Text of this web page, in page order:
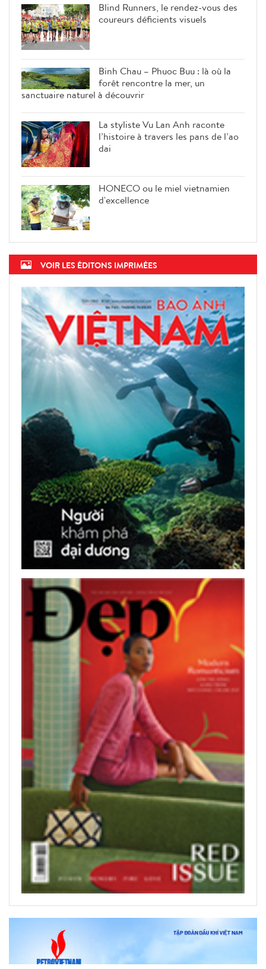
Blind Runners, le rendez-vous des
coureurs déficients visuels
Binh Chau – Phuoc Buu : là où la
forêt rencontre la mer, un
sanctuaire naturel à découvrir
La styliste Vu Lan Anh raconte
l’histoire à travers les pans de l’ao
dai
HONECO ou le miel vietnamien
d'excellence
VOIR LES ÉDITONS IMPRIMÉES